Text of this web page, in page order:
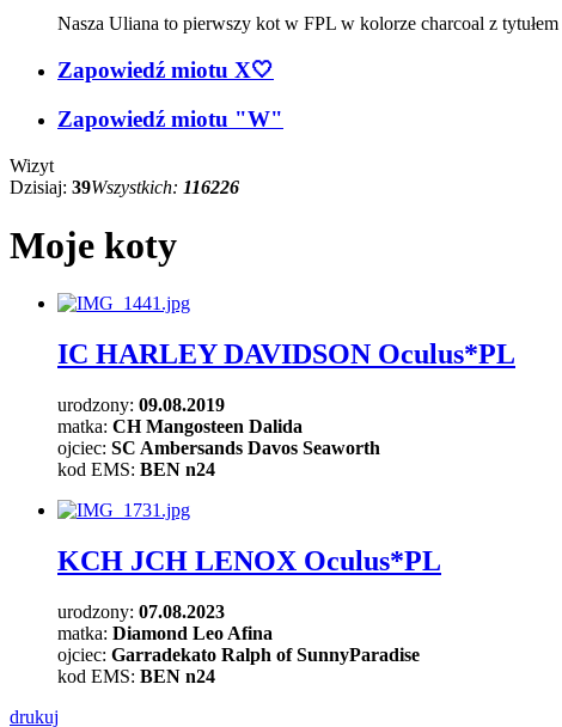
Nasza Uliana to pierwszy kot w FPL w kolorze charcoal z
Zapowiedź miotu X🤍
Zapowiedź miotu "W"
Wizyt
Dzisiaj: 39Wszystkich: 116226
Moje koty
IC HARLEY DAVIDSON Oculus*PL
urodzony: 09.08.2019
matka: CHMangosteen Dalida
ojciec: SC Ambersands Davos Seaworth
kod EMS: BEN n24
KCH JCH LENOX Oculus*PL
urodzony: 07.08.2023
matka: Diamond Leo Afina
ojciec: Garradekato Ralph of SunnyParadise
kod EMS: BEN n24
drukuj